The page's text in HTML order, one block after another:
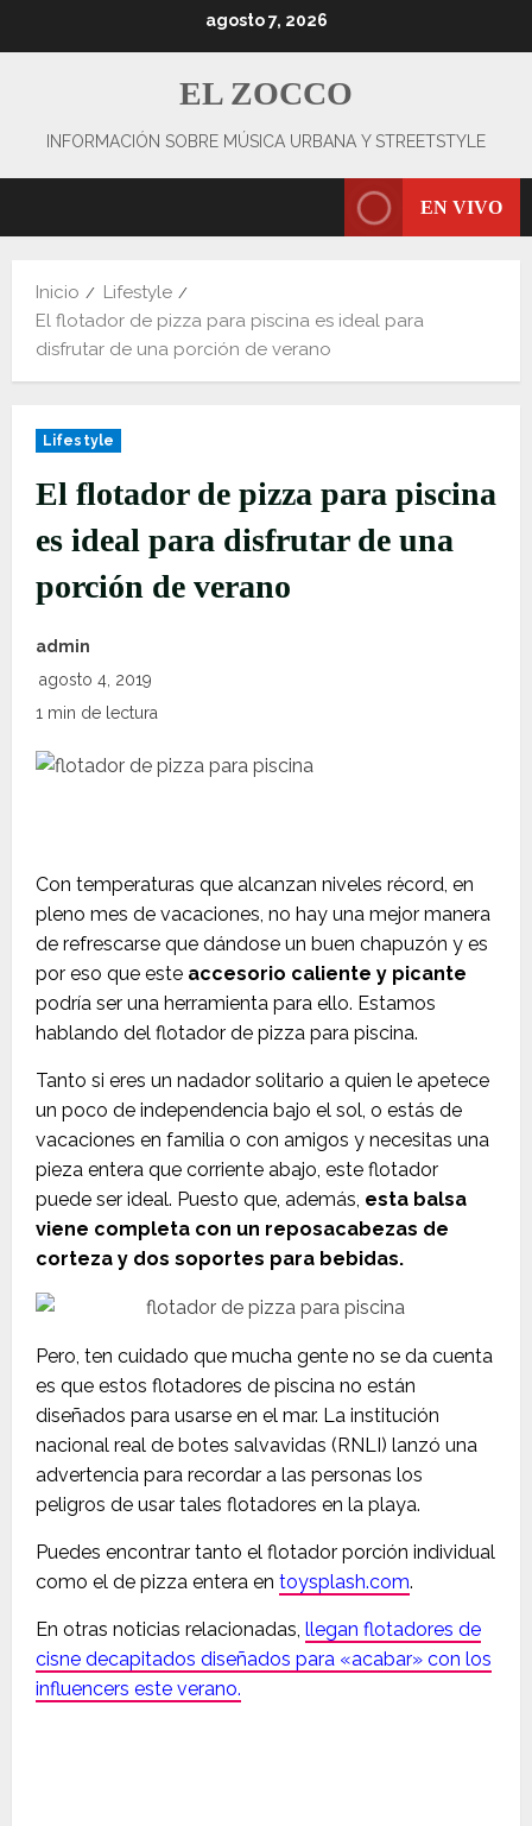
agosto 7, 2026
EL ZOCCO
INFORMACIÓN SOBRE MÚSICA URBANA Y STREETSTYLE
EN VIVO
Inicio
Lifestyle
El flotador de pizza para piscina es ideal para
disfrutar de una porción de verano
Lifestyle
El flotador de pizza para piscina
es ideal para disfrutar de una
porción de verano
admin
agosto 4, 2019
1 min de lectura
Con temperaturas que alcanzan niveles récord, en
pleno mes de vacaciones, no hay una mejor manera
de refrescarse que dándose un buen chapuzón y es
por eso que este accesorio caliente y picante
podría ser una herramienta para ello. Estamos
hablando del flotador de pizza para piscina.
Tanto si eres un nadador solitario a quien le apetece
un poco de independencia bajo el sol, o estás de
vacaciones en familia o con amigos y necesitas una
pieza entera que corriente abajo, este flotador
puede ser ideal. Puesto que, además, esta balsa
viene completa con un reposacabezas de
corteza y dos soportes para bebidas.
Pero, ten cuidado que mucha gente no se da cuenta
es que estos flotadores de piscina no están
diseñados para usarse en el mar. La institución
nacional real de botes salvavidas (RNLI) lanzó una
advertencia para recordar a las personas los
peligros de usar tales flotadores en la playa.
Puedes encontrar tanto el flotador porción individual
como el de pizza entera en toysplash.com.
En otras noticias relacionadas, llegan flotadores de
cisne decapitados diseñados para «acabar» con los
influencers este verano.